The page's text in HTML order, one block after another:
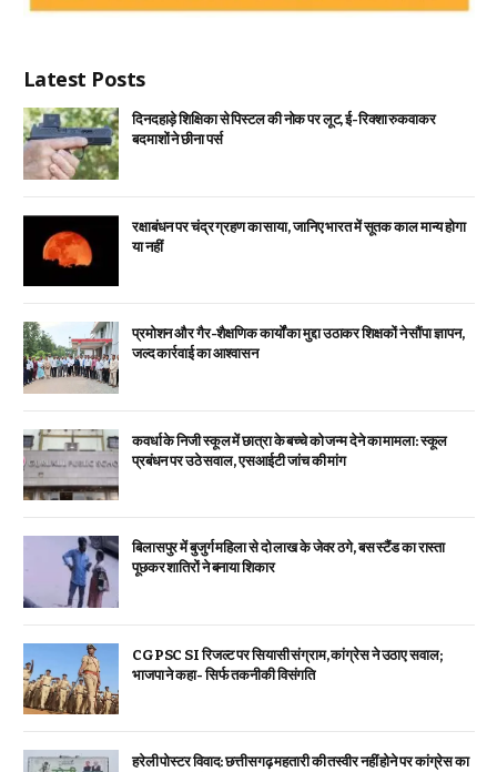
Latest Posts
दिनदहाड़े शिक्षिका से पिस्टल की नोक पर लूट, ई-रिक्शा रुकवाकर
बदमाशों ने छीना पर्स
रक्षाबंधन पर चंद्र ग्रहण का साया, जानिए भारत में सूतक काल मान्य होगा
या नहीं
प्रमोशन और गैर-शैक्षणिक कार्यों का मुद्दा उठाकर शिक्षकों ने सौंपा ज्ञापन,
जल्द कार्रवाई का आश्वासन
कवर्धा के निजी स्कूल में छात्रा के बच्चे को जन्म देने का मामला: स्कूल
प्रबंधन पर उठे सवाल, एसआईटी जांच की मांग
बिलासपुर में बुजुर्ग महिला से दो लाख के जेवर ठगे, बस स्टैंड का रास्ता
पूछकर शातिरों ने बनाया शिकार
CGPSC SI रिजल्ट पर सियासी संग्राम, कांग्रेस ने उठाए सवाल;
भाजपा ने कहा- सिर्फ तकनीकी विसंगति
हरेली पोस्टर विवाद: छत्तीसगढ़ महतारी की तस्वीर नहीं होने पर कांग्रेस का